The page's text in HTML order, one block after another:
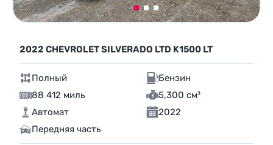
2022 CHEVROLET SILVERADO LTD K1500 LT
Полный
Бензин
88 412 миль
5,300 см³
Автомат
2022
Передняя часть